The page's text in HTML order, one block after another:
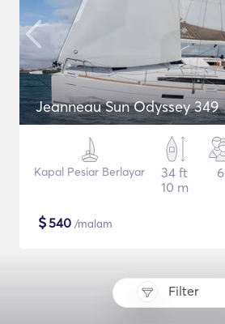
Filter
Jeanneau Sun Odyssey 349
Kapal Pesiar Berlayar
34 ft
10 m
6
$540 /malam